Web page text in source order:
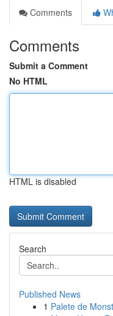
Comments
Comments
Submit a Comment
No HTML
HTML is disabled
Search
Published News
1 Palete de